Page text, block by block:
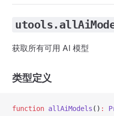
获取所有可用 AI 模型
类型定义
function allAiModels () :